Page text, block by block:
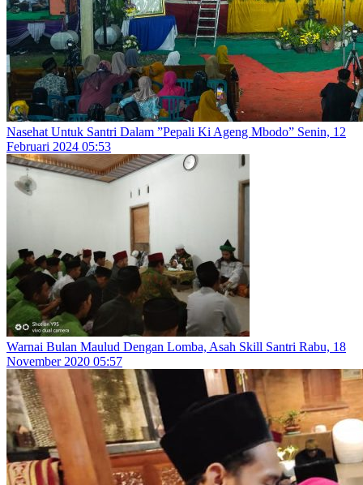
Nasehat Untuk Santri Dalam ”Pepali Ki Ageng Mbodo” Senin, 12
Februari 2024 05:53
Warnai Bulan Maulud Dengan Lomba, Asah Skill Santri Rabu, 18
November 2020 05:57